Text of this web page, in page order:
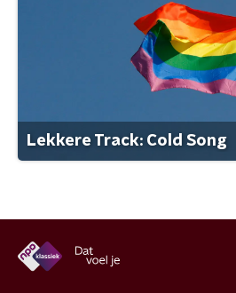
Lekkere Track: Cold Song